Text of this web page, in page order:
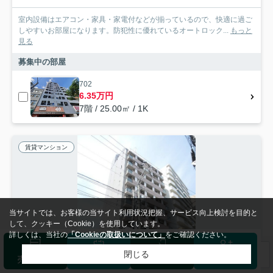
室内設備はエアコン・家具・家電付などが揃っているので、快適に過ご
しやすいお部屋になります。防犯性に優れているオートロック... もっと
見る
募集中の部屋
702
6.35万円
7階 / 25.00㎡ / 1K
賃貸マンション
売却査定 ログイン
当サイトでは、お客様の当サイト利用状況把握、サービス向上検討を目的と
して、クッキー（Cookie）を使用しています。
詳しくは、当社の「Cookieの取扱いについて」をご確認ください。
閉じる